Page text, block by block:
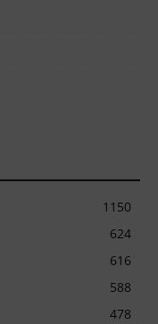
1150
624
616
588
478